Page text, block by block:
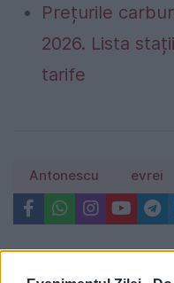
Prețurile
2026. Lista
tarife
Antonescu evrei